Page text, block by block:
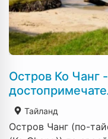
Остров Ко Чанг
Тайланд
Остров Чанг (по-